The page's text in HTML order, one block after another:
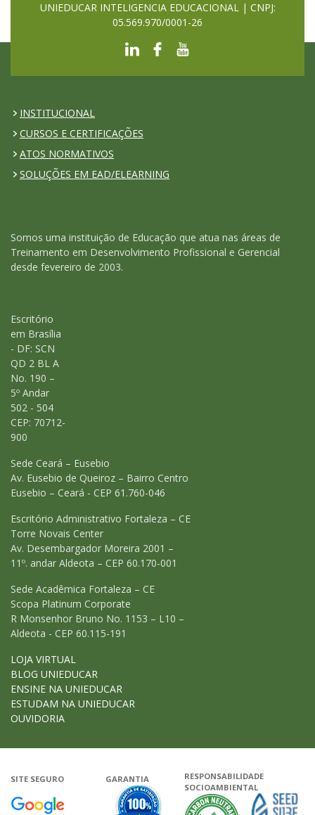
UNIEDUCAR INTELIGENCIA EDUCACIONAL | CNPJ:
05.569.970/0001-26
INSTITUCIONAL
CURSOS E CERTIFICAÇÕES
ATOS NORMATIVOS
SOLUÇÕES EM EAD/ELEARNING
Somos uma instituição de Educação que atua nas áreas de
Treinamento em Desenvolvimento Profissional e Gerencial
desde fevereiro de 2003.
Escritório
em Brasília
- DF: SCN
QD 2 BL A
No. 190 –
5º Andar
502 - 504
CEP: 70712-
900
Sede Ceará – Eusebio
Av. Eusebio de Queiroz – Bairro Centro
Eusebio – Ceará - CEP 61.760-046
Escritório Administrativo Fortaleza – CE
Torre Novais Center
Av. Desembargador Moreira 2001 –
11º. andar Aldeota – CEP 60.170-001
Sede Acadêmica Fortaleza – CE
Scopa Platinum Corporate
R Monsenhor Bruno No. 1153 – L10 –
Aldeota - CEP 60.115-191
LOJA VIRTUAL
BLOG UNIEDUCAR
ENSINE NA UNIEDUCAR
ESTUDAM NA UNIEDUCAR
OUVIDORIA
SITE SEGURO
Google - Status do site no
GARANTIA
Garantia de satisfação
RESPONSABILIDADE
SOCIOAMBIENTAL
A